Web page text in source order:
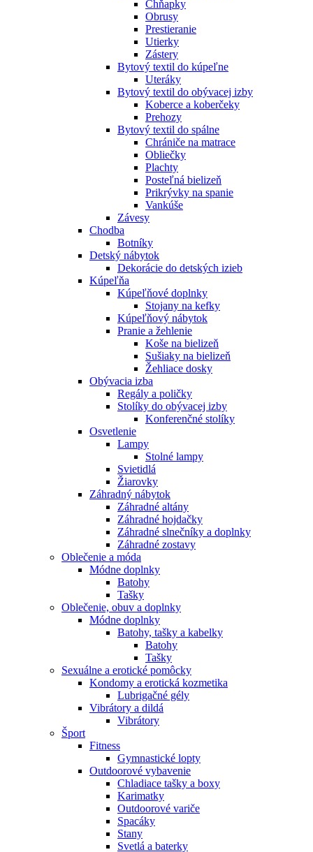
Chňapky
Obrusy
Prestieranie
Utierky
Zástery
Bytový textil do kúpeľne
Uteráky
Bytový textil do obývacej izby
Koberce a koberčeky
Prehozy
Bytový textil do spálne
Chrániče na matrace
Obliečky
Plachty
Posteľná bielizeň
Prikrývky na spanie
Vankúše
Závesy
Chodba
Botníky
Detský nábytok
Dekorácie do detských izieb
Kúpeľňa
Kúpeľňové doplnky
Stojany na kefky
Kúpeľňový nábytok
Pranie a žehlenie
Koše na bielizeň
Sušiaky na bielizeň
Žehliace dosky
Obývacia izba
Regály a poličky
Stolíky do obývacej izby
Konferenčné stolíky
Osvetlenie
Lampy
Stolné lampy
Svietidlá
Žiarovky
Záhradný nábytok
Záhradné altány
Záhradné hojdačky
Záhradné slnečníky a doplnky
Záhradné zostavy
Oblečenie a móda
Módne doplnky
Batohy
Tašky
Oblečenie, obuv a doplnky
Módne doplnky
Batohy, tašky a kabelky
Batohy
Tašky
Sexuálne a erotické pomôcky
Kondomy a erotická kozmetika
Lubrigačné gély
Vibrátory a dildá
Vibrátory
Šport
Fitness
Gymnastické lopty
Outdoorové vybavenie
Chladiace tašky a boxy
Karimatky
Outdoorové variče
Spacáky
Stany
Svetlá a baterky